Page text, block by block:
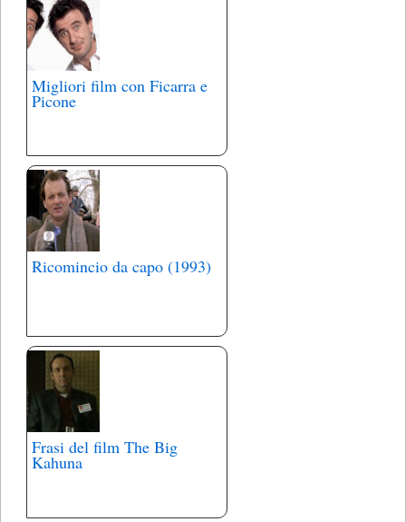
Migliori film con Ficarra e
Picone
Ricomincio da capo (1993)
Frasi del film The Big
Kahuna